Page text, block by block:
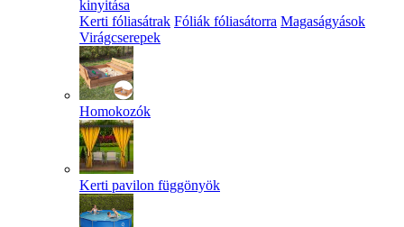
kinyitása
Kerti fóliasátrak Fóliák fóliasátorra Magaságyások
Virágcserepek
Homokozók
Kerti pavilon függönyök